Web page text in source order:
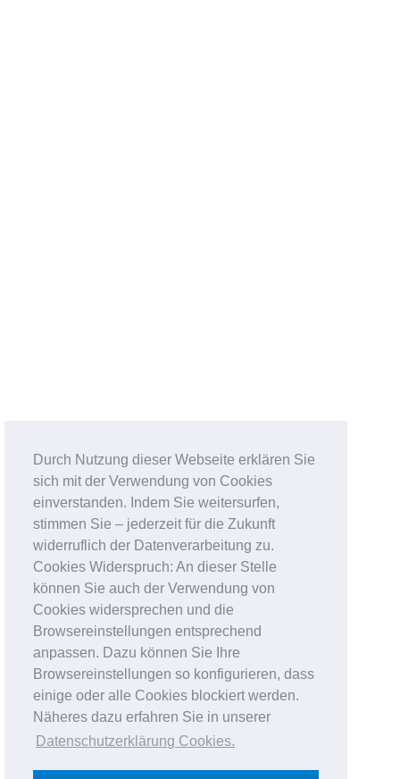
Durch Nutzung dieser Webseite erklären Sie
sich mit der Verwendung von Cookies
einverstanden. Indem Sie weitersurfen,
stimmen Sie – jederzeit für die Zukunft
widerruflich der Datenverarbeitung zu.
Cookies Widerspruch: An dieser Stelle
können Sie auch der Verwendung von
Cookies widersprechen und die
Browsereinstellungen entsprechend
anpassen. Dazu können Sie Ihre
Browsereinstellungen so konfigurieren, dass
einige oder alle Cookies blockiert werden.
Näheres dazu erfahren Sie in unserer
Datenschutzerklärung Cookies.